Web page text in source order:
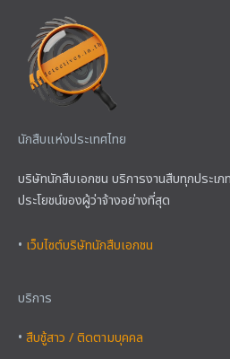
นักสืบแห่งประเทศไทย
บริษัทนักสืบเอกชน บริการงานสืบทุกประเ
ประโยชน์ของผู้ว่าจ้างอย่างที่สุด
• เว็บไซต์บริษัทนักสืบเอกชน
บริการ
• สืบชู้สาว / ติดตามบุคคล